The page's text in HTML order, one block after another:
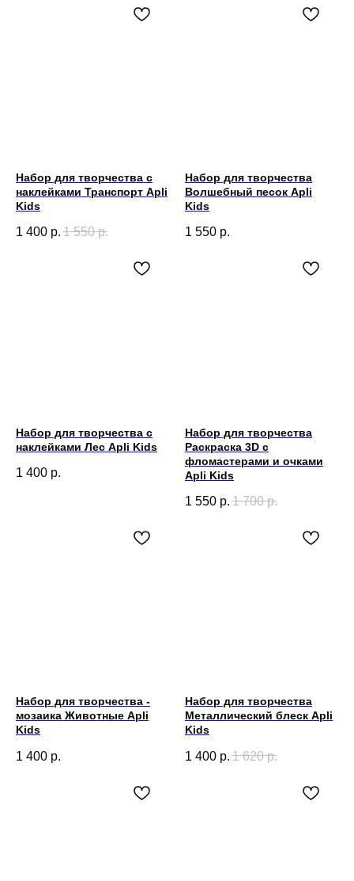
Набор для творчества с
наклейками Транспорт Apli
Kids
1 400 р. 1 550 р.
Набор для творчества
Волшебный песок Apli
Kids
1 550 р.
Набор для творчества с
наклейками Лес Apli Kids
1 400 р.
Набор для творчества
Раскраска 3D с
фломастерами и очками
Apli Kids
1 550 р. 1 700 р.
Набор для творчества -
мозаика Животные Apli
Kids
1 400 р.
Набор для творчества
Металлический блеск Apli
Kids
1 400 р. 1 620 р.